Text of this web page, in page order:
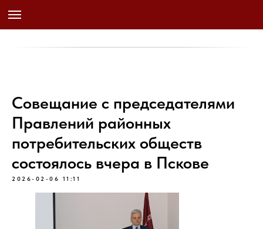
Совещание с председателями
Правлений районных
потребительских обществ
состоялось вчера в Пскове
2026-02-06 11:11